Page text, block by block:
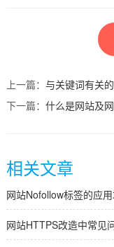
上一篇： 与关键词有关
下一篇： 什么是网站及
相关文章
网站Nofollow标签的应
网站HTTPS改造中常见